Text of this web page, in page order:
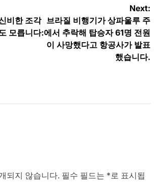
비한 조각
모릅니다:
Next:
브라질 비행기가 상파울루 주
에서 추락해 탑승자 61명 전원
이 사망했다고 항공사가 발표
했습니다.
되지 않습니다. 필수 필드는 *로 표시됩